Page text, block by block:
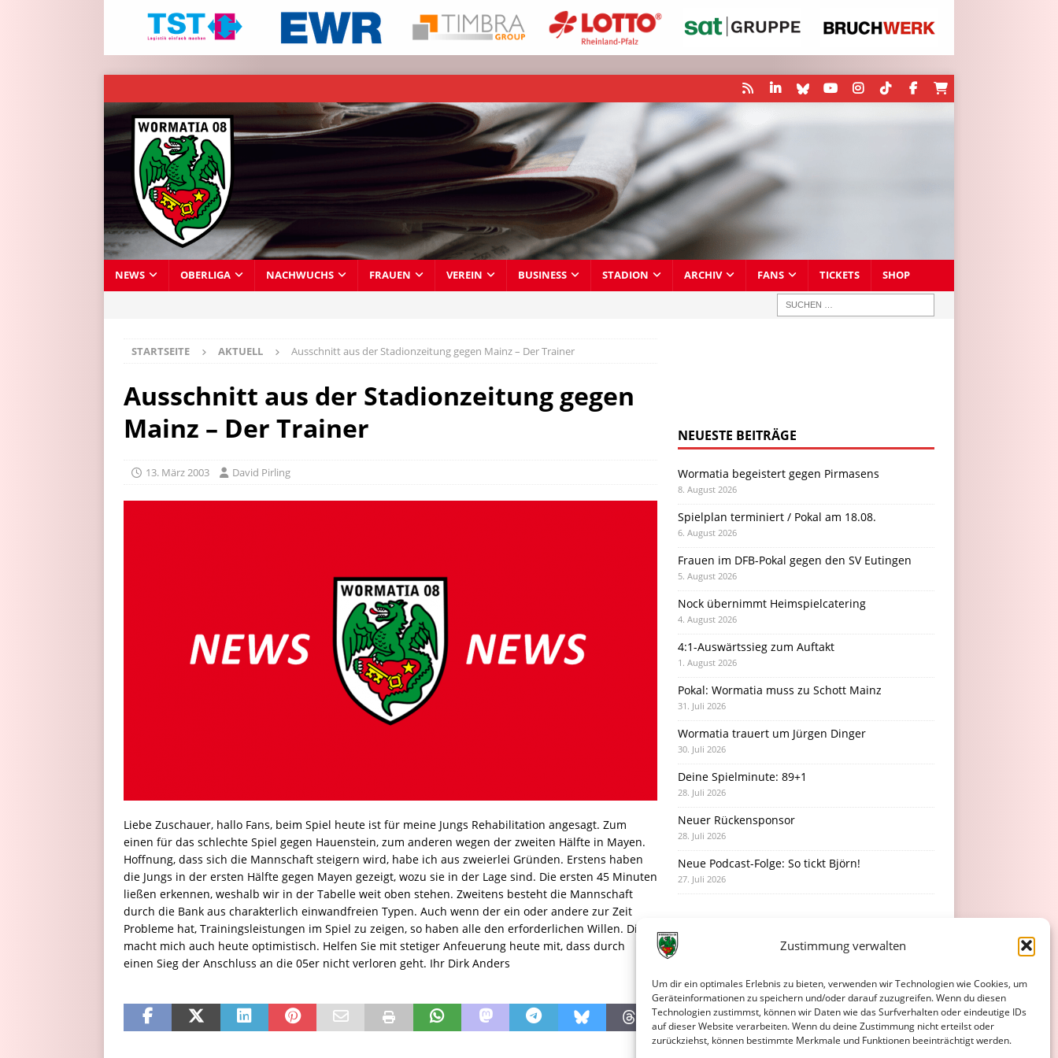
Zustimmung verwalten
Um dir ein optimales Erlebnis zu bieten, verwenden wir Technologien wie Cookies, um
Geräteinformationen zu speichern und/oder darauf zuzugreifen. Wenn du diesen
Technologien zustimmst, können wir Daten wie das Surfverhalten oder eindeutige IDs
auf dieser Website verarbeiten. Wenn du deine Zustimmung nicht erteilst oder
zurückziehst, können bestimmte Merkmale und Funktionen beeinträchtigt werden.
NEWS OBERLIGA NACHWUCHS FRAUEN VEREIN BUSINESS STADION ARCHIV FANS TICKETS SHOP
STARTSEITE AKTUELL Ausschnitt aus der Stadionzeitung gegen Mainz – Der Trainer
Ausschnitt aus der Stadionzeitung gegen
Mainz – Der Trainer
13. März 2003 David Pirling
Liebe Zuschauer, hallo Fans, beim Spiel heute ist für meine Jungs Rehabilitation angesagt. Zum
einen für das schlechte Spiel gegen Hauenstein, zum anderen wegen der zweiten Hälfte in Mayen.
Hoffnung, dass sich die Mannschaft steigern wird, habe ich aus zweierlei Gründen. Erstens haben
die Jungs in der ersten Hälfte gegen Mayen gezeigt, wozu sie in der Lage sind. Die ersten 45 Minuten
ließen erkennen, weshalb wir in der Tabelle weit oben stehen. Zweitens besteht die Mannschaft
durch die Bank aus charakterlich einwandfreien Typen. Auch wenn der ein oder andere zur Zeit
Probleme hat, Trainingsleistungen im Spiel zu zeigen, so haben alle den erforderlichen Willen. Dies
macht mich auch heute optimistisch. Helfen Sie mit stetiger Anfeuerung heute mit, dass durch
einen Sieg der Anschluss an die 05er nicht verloren geht. Ihr Dirk Anders
NEUESTE BEITRÄGE
Wormatia begeistert gegen Pirmasens
8. August 2026
Spielplan terminiert / Pokal am 18.08.
6. August 2026
Frauen im DFB-Pokal gegen den SV Eutingen
5. August 2026
Nock übernimmt Heimspielcatering
4. August 2026
4:1-Auswärtssieg zum Auftakt
1. August 2026
Pokal: Wormatia muss zu Schott Mainz
31. Juli 2026
Wormatia trauert um Jürgen Dinger
30. Juli 2026
Deine Spielminute: 89+1
28. Juli 2026
Neuer Rückensponsor
28. Juli 2026
Neue Podcast-Folge: So tickt Björn!
27. Juli 2026